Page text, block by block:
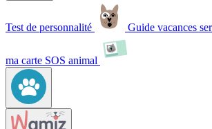
Test de personnalité Guide vacances
ma carte SOS animal